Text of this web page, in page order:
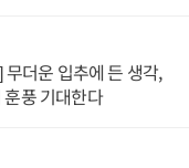
더운 입추에 든 생각,
풍 기대한다